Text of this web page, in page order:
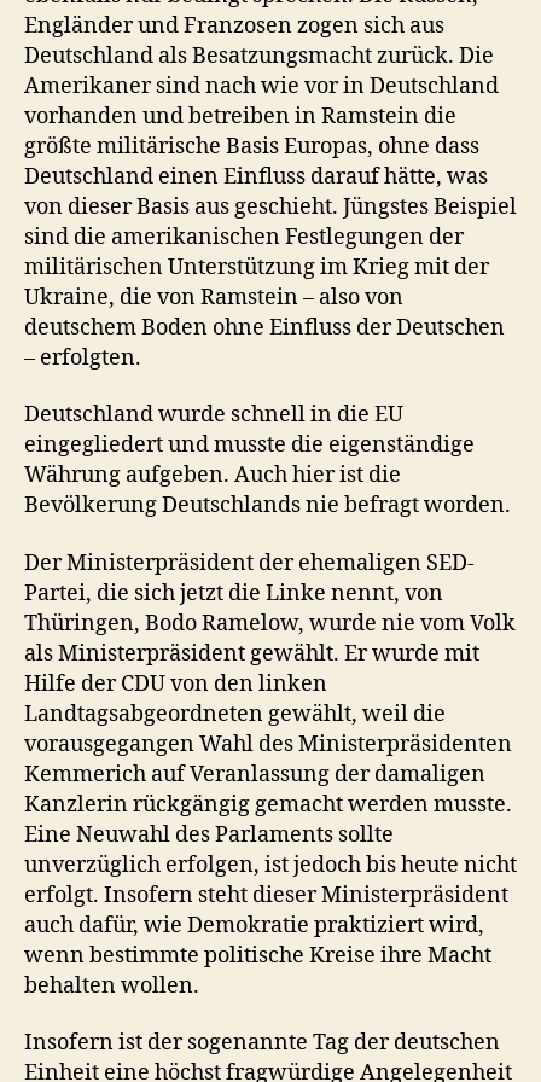
Engländer und Franzosen zogen sich aus
Deutschland als Besatzungsmacht zurück. Die
Amerikaner sind nach wie vor in Deutschland
vorhanden und betreiben in Ramstein die
größte militärische Basis Europas, ohne dass
Deutschland einen Einfluss darauf hätte, was
von dieser Basis aus geschieht. Jüngstes Beispiel
sind die amerikanischen Festlegungen der
militärischen Unterstützung im Krieg mit der
Ukraine, die von Ramstein – also von
deutschem Boden ohne Einfluss der Deutschen
– erfolgten.
Deutschland wurde schnell in die EU
eingegliedert und musste die eigenständige
Währung aufgeben. Auch hier ist die
Bevölkerung Deutschlands nie befragt worden.
Der Ministerpräsident der ehemaligen SED-
Partei, die sich jetzt die Linke nennt, von
Thüringen, Bodo Ramelow, wurde nie vom Volk
als Ministerpräsident gewählt. Er wurde mit
Hilfe der CDU von den linken
Landtagsabgeordneten gewählt, weil die
vorausgegangen Wahl des Ministerpräsidenten
Kemmerich auf Veranlassung der damaligen
Kanzlerin rückgängig gemacht werden musste.
Eine Neuwahl des Parlaments sollte
unverzüglich erfolgen, ist jedoch bis heute nicht
erfolgt. Insofern steht dieser Ministerpräsident
auch dafür, wie Demokratie praktiziert wird,
wenn bestimmte politische Kreise ihre Macht
behalten wollen.
Insofern ist der sogenannte Tag der deutschen
Einheit eine höchst fragwürdige Angelegenheit